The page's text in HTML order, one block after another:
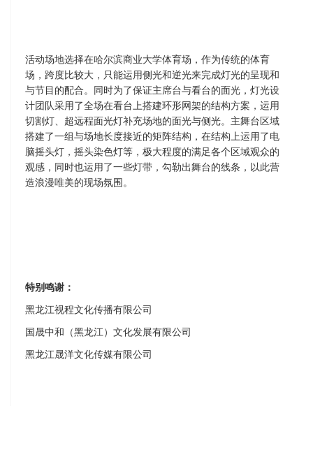
活动场地选择在哈尔滨商业大学体育场，作为传统的体育
场，跨度比较大，只能运用侧光和逆光来完成灯光的呈现和
与节目的配合。同时为了保证主席台与看台的面光，灯光设
计团队采用了全场在看台上搭建环形网架的结构方案，运用
切割灯、超远程面光灯补充场地的面光与侧光。主舞台区域
搭建了一组与场地长度接近的矩阵结构，在结构上运用了电
脑摇头灯，摇头染色灯等，极大程度的满足各个区域观众的
观感，同时也运用了一些灯带，勾勒出舞台的线条，以此营
造浪漫唯美的现场氛围。
特别 鸣谢：
黑龙江视程文化传播有限公司
国晟中和（黑龙江）文化发展有限公司
黑龙江晟洋文化传媒有限公司